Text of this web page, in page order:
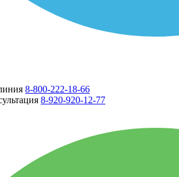
8-800-222-18-66
8-920-920-12-77